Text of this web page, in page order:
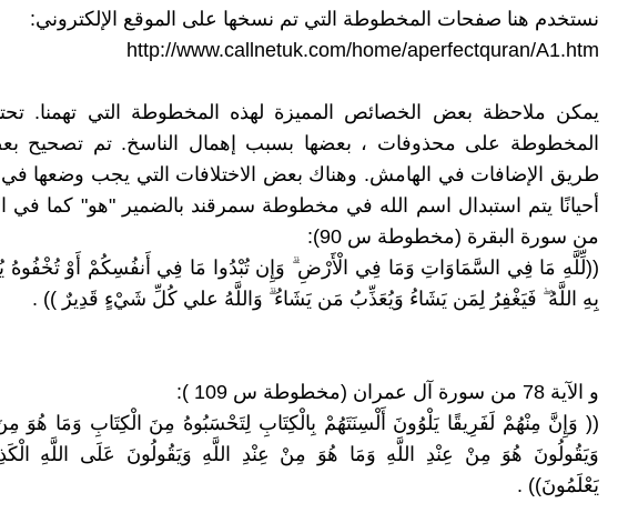
نستخدم هنا صفحات المخطوطة التي تم نسخها على الموقع الإلكتروني:
http://www.callnetuk.com/home/aperfectquran/A1.htm
يمكن ملاحظة بعض الخصائص المميزة لهذه المخطوطة التي تهمنا.
المخطوطة على محذوفات ، بعضها بسبب إهمال الناسخ. تم تصحيح
طريق الإضافات في الهامش. وهناك بعض الاختلافات التي يجب وضعها في
من سورة البقرة (مخطوطة س 90):
((لِّلَّهِ مَا فِي السَّمَاوَاتِ وَمَا فِي الْأَرْضِ ۗ وَإِن تُبْدُوا مَا فِي أَنفُسِكُمْ أَوْ تُخْفُوهُ
بِهِ اللَّهُ ۖ فَيَغْفِرُ لِمَن يَشَاءُ وَيُعَذِّبُ مَن يَشَاءُ ۗ وَاللَّهُ علي كُلِّ شَيْءٍ قَدِيرٌ )) .
و الآية 78 من سورة آل عمران (مخطوطة س 109 ):
(( وَإِنَّ مِنْهُمْ لَفَرِيقًا يَلْوُونَ أَلْسِنَتَهُمْ بِالْكِتَابِ لِتَحْسَبُوهُ مِنَ الْكِتَابِ وَمَا هُوَ
وَيَقُولُونَ هُوَ مِنْ عِنْدِ اللَّهِ وَمَا هُوَ مِنْ عِنْدِ اللَّهِ وَيَقُولُونَ عَلَى اللَّهِ
يَعْلَمُونَ)) .